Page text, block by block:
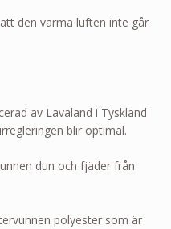
den varma luften inte går
av Lavaland i Tyskland
blir optimal.
dun och fjäder från
polyester som är